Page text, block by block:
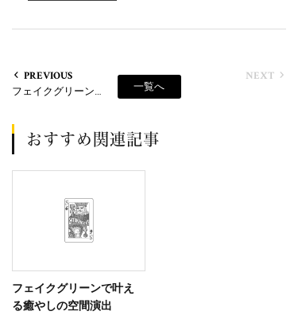
PREVIOUS
一覧へ
NEXT
おすすめ関連記事
フェイクグリーンで叶え
る癒やしの空間演出